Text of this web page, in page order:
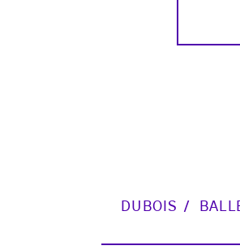
DUBOIS